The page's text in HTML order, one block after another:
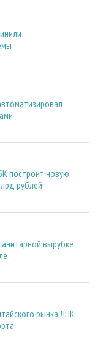
построит новую
рублей
вырубке
рынка ЛПК